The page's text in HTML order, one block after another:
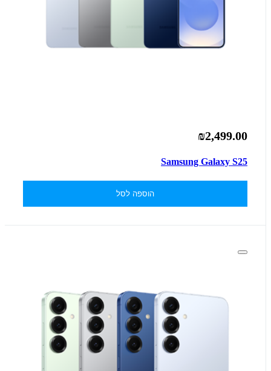
₪2,499.00
Samsung Galaxy S25
הוספה לסל